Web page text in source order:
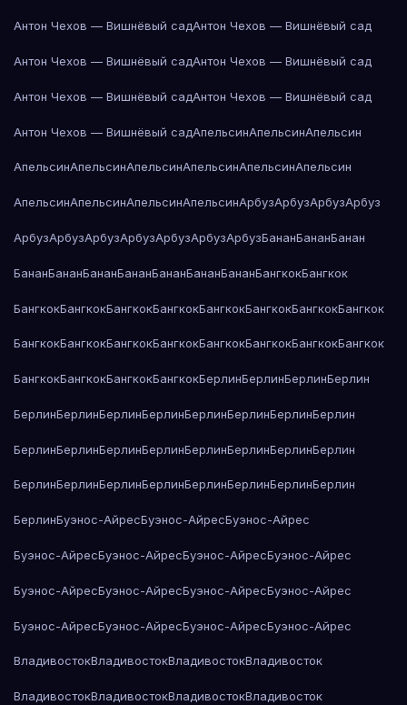
Антон Чехов — Вишнёвый садАнтон Чехов — Вишнёвый сад
Антон Чехов — Вишнёвый садАнтон Чехов — Вишнёвый сад
Антон Чехов — Вишнёвый садАнтон Чехов — Вишнёвый сад
Антон Чехов — Вишнёвый садАпельсинАпельсинАпельсин
АпельсинАпельсинАпельсинАпельсинАпельсинАпельсин
АпельсинАпельсинАпельсинАпельсинАрбузАрбузАрбузАрбуз
АрбузАрбузАрбузАрбузАрбузАрбузАрбузБананБананБанан
БананБананБананБананБананБананБананБангкокБангкок
БангкокБангкокБангкокБангкокБангкокБангкокБангкокБангкок
БангкокБангкокБангкокБангкокБангкокБангкокБангкокБангкок
БангкокБангкокБангкокБангкокБерлинБерлинБерлинБерлин
БерлинБерлинБерлинБерлинБерлинБерлинБерлинБерлин
БерлинБерлинБерлинБерлинБерлинБерлинБерлинБерлин
БерлинБерлинБерлинБерлинБерлинБерлинБерлинБерлин
БерлинБуэнос-АйресБуэнос-АйресБуэнос-Айрес
Буэнос-АйресБуэнос-АйресБуэнос-АйресБуэнос-Айрес
Буэнос-АйресБуэнос-АйресБуэнос-АйресБуэнос-Айрес
Буэнос-АйресБуэнос-АйресБуэнос-АйресБуэнос-Айрес
ВладивостокВладивостокВладивостокВладивосток
ВладивостокВладивостокВладивостокВладивосток